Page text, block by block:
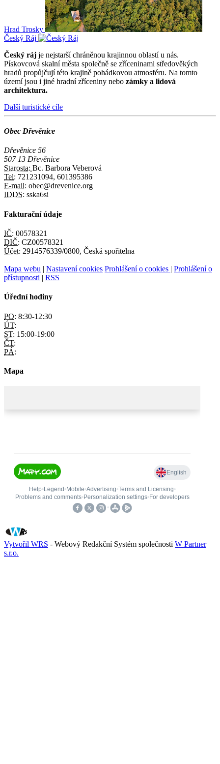
Hrad Trosky
Český Ráj
Český ráj je nejstarší chráněnou krajinnou oblastí u nás.
Pískovcová skalní města společně se zříceninami středověkých
hradů propůjčují této krajině pohádkovou atmosféru. Na tomto
území jsou i jiné hradní zříceniny nebo zámky a lidová
architektura.
Další turistické cíle
Obec Dřevěnice
Dřevěnice 56
507 13 Dřevěnice
Starosta: Bc. Barbora Veberová
Tel: 721231094, 601395386
E-mail: obec@drevenice.org
IDDS: sska6si
Fakturační údaje
IČ: 00578321
DIČ: CZ00578321
Účet: 2914576339/0800, Česká spořitelna
Mapa webu | Nastavení cookies Prohlášení o cookies | Prohlášení o
přístupnosti | RSS
Úřední hodiny
PO: 8:30-12:30
ÚT:
ST: 15:00-19:00
ČT:
PÁ:
Mapa
Vytvořil WRS - Webový Redakční Systém společnosti W Partner
s.r.o.